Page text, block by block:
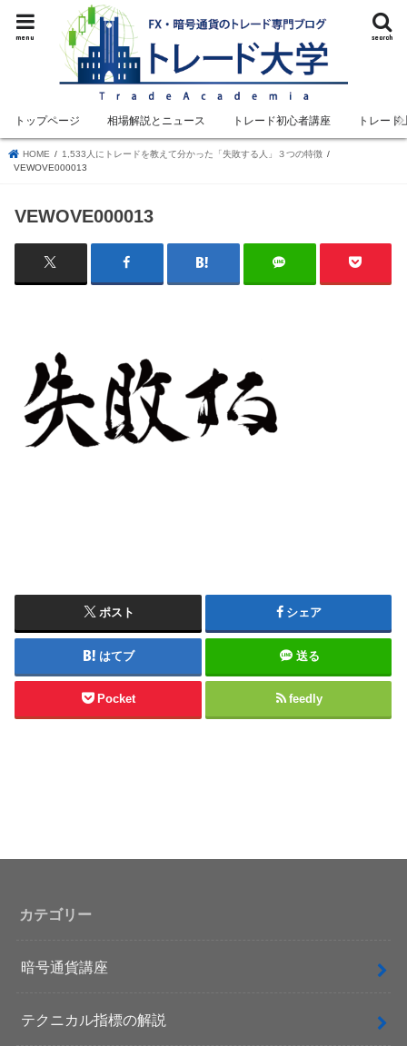
search
menu
トップページ 相場解説とニュース トレード初心者講座 トレード
HOME
1,533人にトレードを教えて分かった「失敗する人」３つの特徴
VEWOVE000013
VEWOVE000013
ポスト シェア
はてブ 送る
Pocket feedly
カテゴリー
暗号通貨講座
テクニカル指標の解説